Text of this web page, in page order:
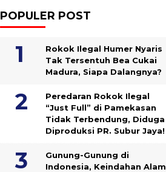
POPULER POST
Rokok Ilegal Humer Nyaris
Tak Tersentuh Bea Cukai
Madura, Siapa Dalangnya?
Peredaran Rokok Ilegal
“Just Full” di Pamekasan
Tidak Terbendung, Diduga
Diproduksi PR. Subur Jaya!
Gunung-Gunung di
Indonesia, Keindahan Alam